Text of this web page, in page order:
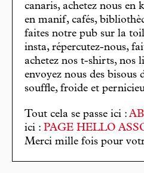
canaris, achetez nous en
en manif, cafés,
faites notre pub sur la
insta, répercutez-nous,
achetez nos t-shirts, nos
envoyez nous des bisous
souffle, froide et
Tout cela se passe ici :
ici : PAGE HELLO
Merci mille fois pour